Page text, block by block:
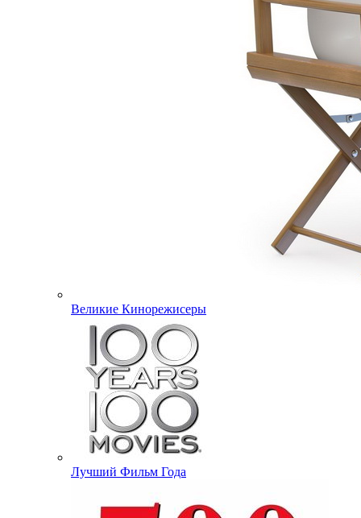
Великие Кинорежисеры
Лучший Фильм Года